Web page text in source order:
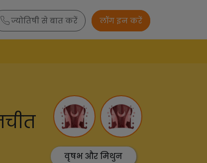
ज्योतिषी से बात करें लॉग इन करें
वृषभ और मिथुन